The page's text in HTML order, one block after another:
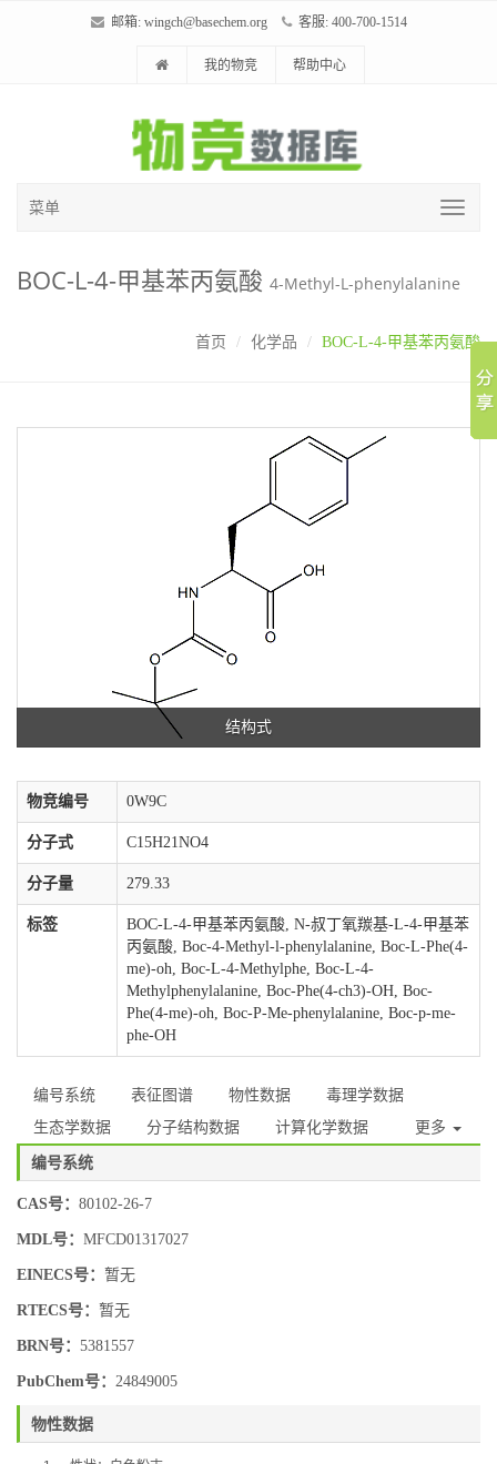
邮箱: wingch@basechem.org 客服: 400-700-1514
我的物竞 帮助中心
菜单
BOC-L-4-甲基苯丙氨酸 4-Methyl-L-phenylalanine
首页 化学品 BOC-L-4-甲基苯丙氨酸
结构式
物竞编号 0W9C
分子式 C15H21NO4
分子量 279.33
标签
BOC-L-4-甲基苯丙氨酸, N-叔丁氧羰基-L-4-甲基苯
丙氨酸, Boc-4-Methyl-l-phenylalanine, Boc-L-Phe(4-
me)-oh, Boc-L-4-Methylphe, Boc-L-4-
Methylphenylalanine, Boc-Phe(4-ch3)-OH, Boc-
Phe(4-me)-oh, Boc-P-Me-phenylalanine, Boc-p-me-
phe-OH
编号系统 表征图谱 物性数据
毒理学数据
生态学数据
分子结构数据 计算化学数据 更多
编号系统
CAS号： 80102-26-7
MDL号： MFCD01317027
EINECS号： 暂无
RTECS号： 暂无
BRN号： 5381557
PubChem号： 24849005
物性数据